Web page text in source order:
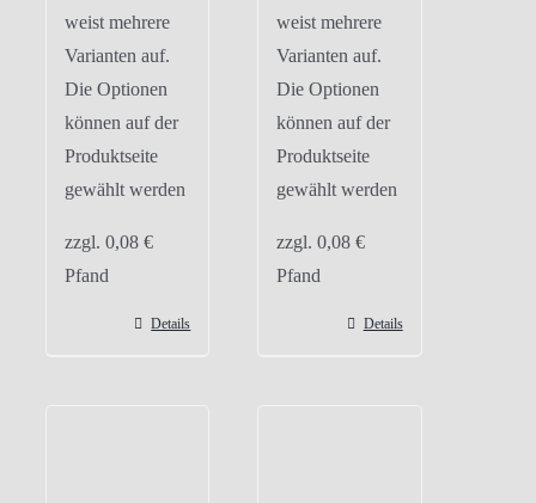
weist mehrere
Varianten auf.
Die Optionen
können auf der
Produktseite
gewählt werden
zzgl. 0,08 €
Pfand
Details
weist mehrere
Varianten auf.
Die Optionen
können auf der
Produktseite
gewählt werden
zzgl.0,08€
Pfand
Details